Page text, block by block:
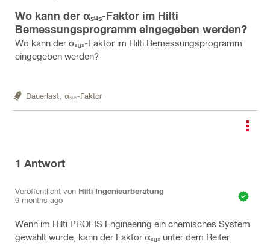
Wo kann der αₛᵤₛ-Faktor im Hilti
Bemessungsprogramm eingegeben werden?
Wo kann der αₛᵤₛ-Faktor im Hilti Bemessungsprogramm
eingegeben werden?
Dauerlast, αₛᵤₛ-Faktor
1 Antwort
Veröffentlicht von Hilti Ingenieurberatung
9 months ago
Wenn im Hilti PROFIS Engineering ein chemisches System
gewählt wurde, kann der Faktor αₛᵤₛ unter dem Reiter